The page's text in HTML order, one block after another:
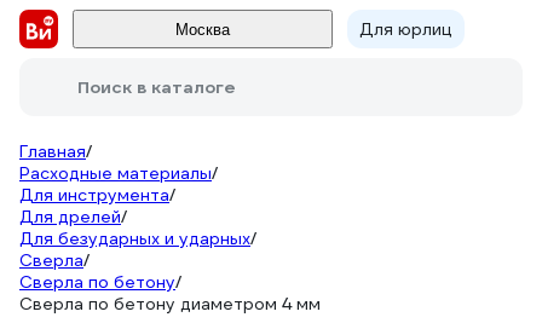
Москва Для юрлиц
Поиск в каталоге
Главная/
Расходные материалы/
Для инструмента/
Для дрелей/
Для безударных и ударных/
Сверла/
Сверла по бетону/
Сверла по бетону диаметром 4 мм